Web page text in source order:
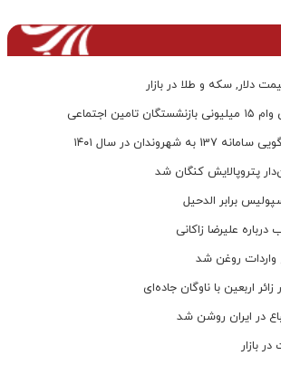
سکه و طلا در بازار
اجتماعی
در سال ۱۴۰۱
پتروپالایش کنگان شد
برابر الدحیل
علیرضا زاکانی
روغن شد
در ایران روشن شد
بازار